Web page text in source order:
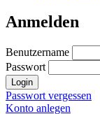
Anmelden
Benutzername
Passwort
Login
Passwort vergessen
Konto anlegen